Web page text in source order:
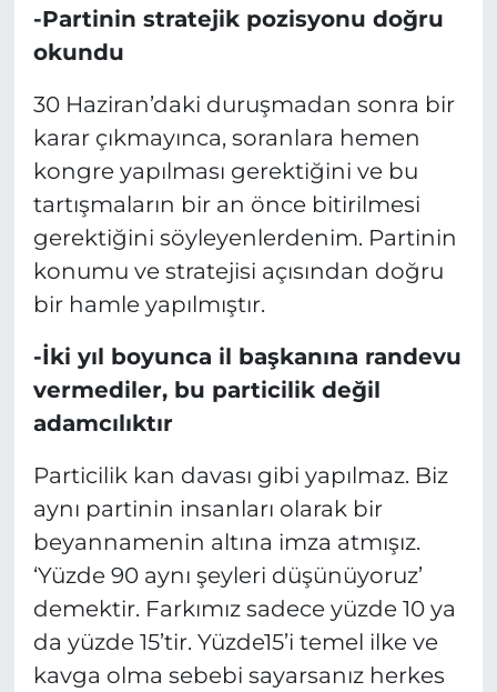
-Partinin stratejik pozisyonu doğru
okundu
30 Haziran’daki duruşmadan sonra bir
karar çıkmayınca, soranlara hemen
kongre yapılması gerektiğini ve bu
tartışmaların bir an önce bitirilmesi
gerektiğini söyleyenlerdenim. Partinin
konumu ve stratejisi açısından doğru
bir hamle yapılmıştır.
-İki yıl boyunca il başkanına randevu
vermediler, bu particilik değil
adamcılıktır
Particilik kan davası gibi yapılmaz. Biz
aynı partinin insanları olarak bir
beyannamenin altına imza atmışız.
‘Yüzde 90 aynı şeyleri düşünüyoruz’
demektir. Farkımız sadece yüzde 10 ya
da yüzde 15’tir. Yüzde15’i temel ilke ve
kavga olma sebebi sayarsanız herkes